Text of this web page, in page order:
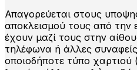
Απαγορεύεται στους
αποκλεισμού τους από την
έχουν μαζί τους στην
τηλέφωνα ή άλλες
οποιοδήποτε τύπο